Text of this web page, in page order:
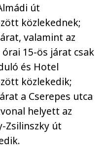
út
közlekednek;
valamint az
15-ös járat csak
és Hotel
közlekedik;
a Cserepes utca
helyett az
Zsilinszky út